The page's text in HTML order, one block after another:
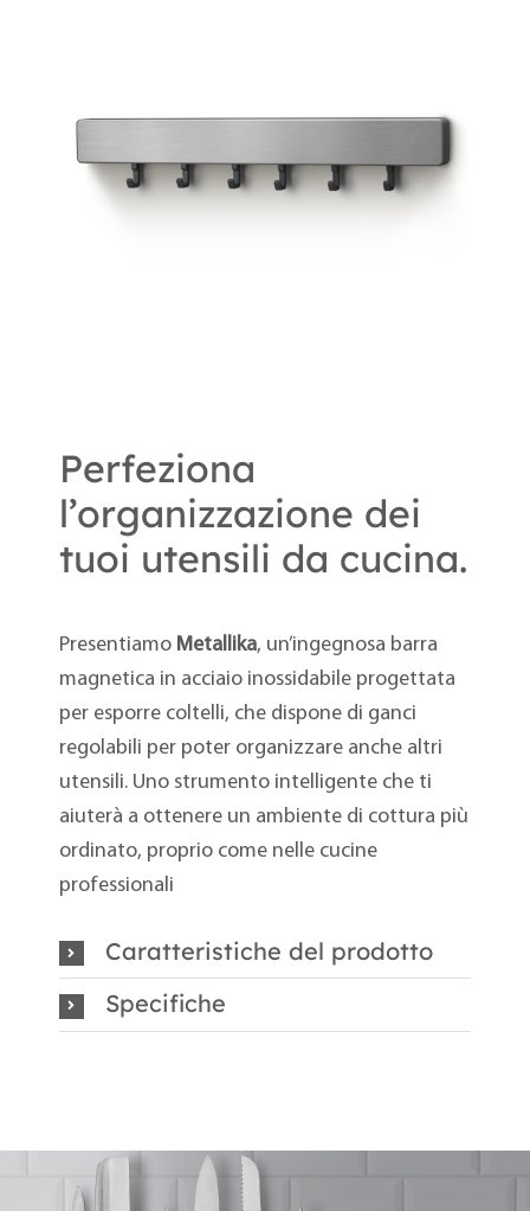
Perfeziona
l’organizzazione dei
tuoi utensili da cucina.
Presentiamo Metallika, un’ingegnosa barra
magnetica in acciaio inossidabile progettata
per esporre coltelli, che dispone di ganci
regolabili per poter organizzare anche altri
utensili. Uno strumento intelligente che ti
aiuterà a ottenere un ambiente di cottura più
ordinato, proprio come nelle cucine
professionali
Caratteristiche del prodotto
Specifiche